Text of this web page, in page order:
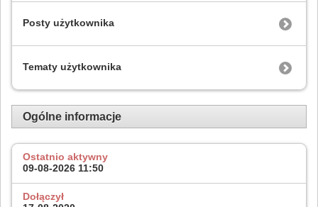
Posty użytkownika
Tematy użytkownika
Ogólne informacje
Ostatnio aktywny
09-08-2026 11:50
Dołączył